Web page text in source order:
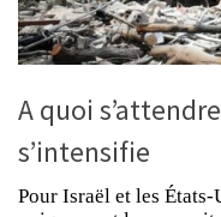
A quoi
s’intensifie
Pour Israël et les